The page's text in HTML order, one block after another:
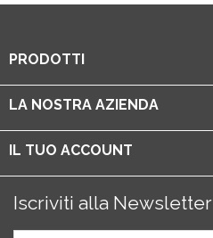
PRODOTTI
LA NOSTRA AZIENDA
IL TUO ACCOUNT
Iscriviti alla Newsletter